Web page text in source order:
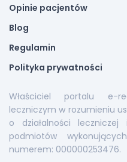
Opinie pacjentów
Blog
Regulamin
Polityka prywatności
Właściciel portalu e-
leczniczym w rozumieniu
o działalności
podmiotów
numerem: 000000253476.